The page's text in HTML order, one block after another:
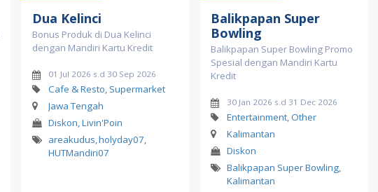
Dua Kelinci
Bonus Produk di Dua Kelinci
dengan Mandiri Kartu Kredit
01 Jul 2026 s.d 30 Sep 2026
Cafe & Resto, Supermarket
Jawa Tengah
Diskon, Livin'Poin
areakudus,holyday07,
HUTMandiri07
Balikpapan Super
Bowling
Balikpapan Super Bowling Promo
Spesial dengan Mandiri Kartu
Kredit
30 Jan 2026 s.d 31 Dec 2026
Entertainment, Other
Kalimantan
Diskon
Balikpapan Super Bowling,
Kalimantan